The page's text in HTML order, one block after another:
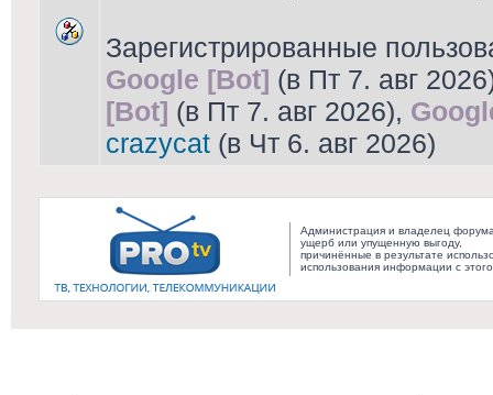
Зарегистрированные
Google [Bot] (в Пт 7. авг
[Bot] (в Пт 7. авг 2026),
crazycat (в Чт 6. авг 2026)
Администрация и владелец
ущерб или упущенную выгоду,
причинённые в результате
использования информации с